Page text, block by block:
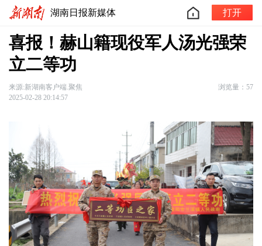
湖南日报新媒体 打开
喜报！赫山籍现役军人汤光强荣
立二等功
来源:新湖南客户端.聚焦
浏览量：57
2025-02-28 20:14:57